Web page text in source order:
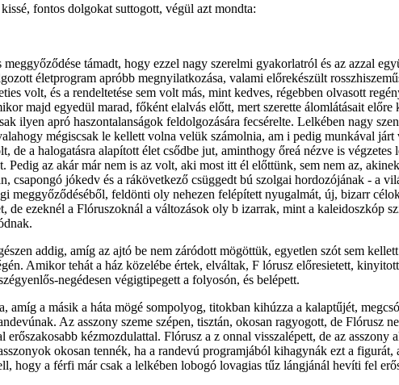
fontos dolgokat suttogott, végül azt mondta:
támadt, hogy ezzel nagy szerelmi gyakorlatról és az azzal
életprogram apróbb megnyilatkozása, valami előrekészült
volt, és a rendeltetése sem volt más, mint kedves, régebben olvasott
majd egyedül marad, főként elalvás előtt, mert szerette álomlátásait
ilyen apró haszontalanságok feldolgozására fecsérelte. Lelkében nagy
mégiscsak le kellett volna velük számolnia, am i pedig munkával
a halogatásra alapított élet csődbe jut, aminthogy őreá nézve is
az akár már nem is az volt, aki most itt él előttünk, sem nem az,
jókedv és a rákövetkező csüggedt bú szolgai hordozójának - a
meggyőződéséből, feldönti oly nehezen felépített nyugalmát, új, bizarr
ezeknél a Flóruszoknál a változások oly b izarrak, mint a kaleidoszkóp
addig, amíg az ajtó be nem záródott mögöttük, egyetlen szót sem
Amikor tehát a ház közelébe értek, elváltak, F lórusz előresietett,
negédesen végigtipegett a folyosón, és belépett.
a másik a háta mögé sompolyog, titokban kihúzza a kalaptűjét,
Az asszony szeme szépen, tisztán, okosan ragyogott, de Flórusz
kézmozdulattal. Flórusz a z onnal visszalépett, de az asszony
okosan tennék, ha a randevú programjából kihagynák ezt a figurát,
hogy a férfi már csak a lelkében lobogó lovagias tűz lángjánál hevíti fel